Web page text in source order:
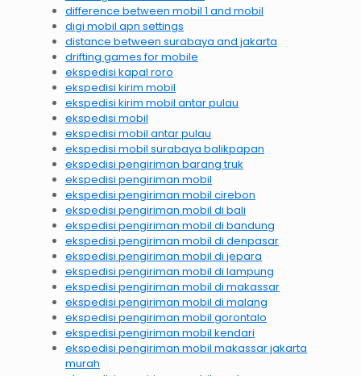
difference between mobil 1 and mobil
digi mobil apn settings
distance between surabaya and jakarta
drifting games for mobile
ekspedisi kapal roro
ekspedisi kirim mobil
ekspedisi kirim mobil antar pulau
ekspedisi mobil
ekspedisi mobil antar pulau
ekspedisi mobil surabaya balikpapan
ekspedisi pengiriman barang truk
ekspedisi pengiriman mobil
ekspedisi pengiriman mobil cirebon
ekspedisi pengiriman mobil di bali
ekspedisi pengiriman mobil di bandung
ekspedisi pengiriman mobil di denpasar
ekspedisi pengiriman mobil di jepara
ekspedisi pengiriman mobil di lampung
ekspedisi pengiriman mobil di makassar
ekspedisi pengiriman mobil di malang
ekspedisi pengiriman mobil gorontalo
ekspedisi pengiriman mobil kendari
ekspedisi pengiriman mobil makassar jakarta
murah